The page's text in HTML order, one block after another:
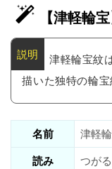
【津軽輪
津軽輪宝紋
描いた独特の輪宝
名前
津軽
読み
つが